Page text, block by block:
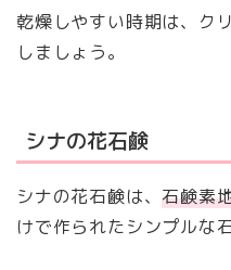
乾燥しやすい時期は、ク
しましょう。
シナの花石鹸
シナの花石鹸は、石鹸素
けで作られたシンプルな